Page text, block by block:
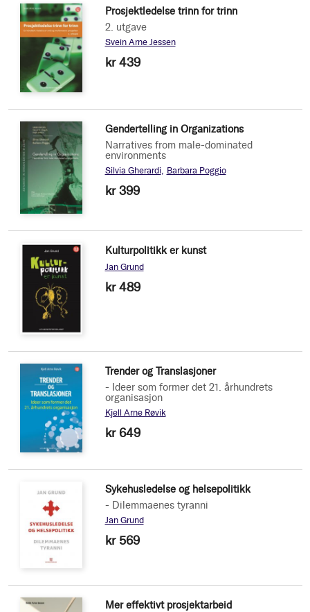
Prosjektledelse trinn for trinn
2. utgave
Svein Arne Jessen
kr 439
Gendertelling in Organizations
Narratives from male-dominated
environments
Silvia Gherardi Barbara Poggio
kr 399
Kulturpolitikk er kunst
Jan Grund
kr 489
Trender og Translasjoner
- Ideer som former det 21. århundrets
organisasjon
Kjell Arne Røvik
kr 649
Sykehusledelse og helsepolitikk
- Dilemmaenes tyranni
Jan Grund
kr 569
Mer effektivt prosjektarbeid